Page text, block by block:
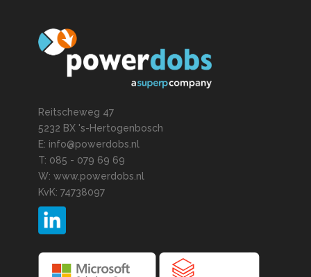
Reitscheweg 47
5232 BX 's-Hertogenbosch
E: info@powerdobs.nl
T: 085 - 079 69 69
W: www.powerdobs.nl
KvK: 74738097